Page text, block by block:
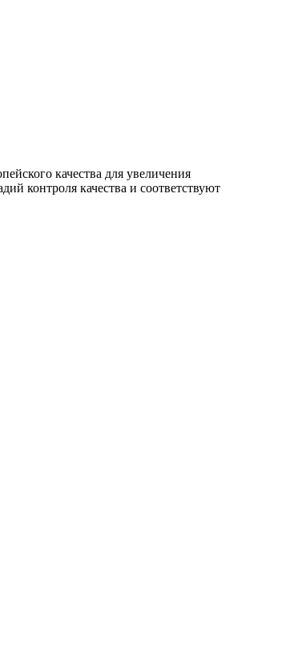
качества для увеличения
контроля качества и соответствуют